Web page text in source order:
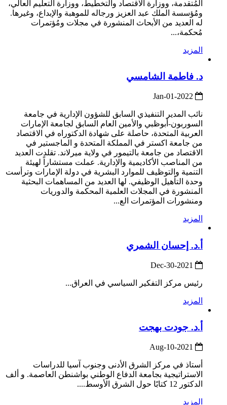
المُتقدمة، ووزارة الاقتصاد والتخطيط، ووزارة التعليم العالي،
ومُؤسسة الملك عبد العزيز ورجاله للموهبة والإبداع، وغيرها.
له العديد من الأبحاث المنشورة في مجلات ومُؤتمرات
مُحكمة،...
المزيد
د. فاطمة الشامسي
نائب المدير التنفيذي السابق للشؤون الإدارية في جامعة
السوربون-أبوظبي والأمين العام السابق لجامعة الإمارات
العربية المتحدة، حاصلة على شهادة الدكتوراه في الاقتصاد
من جامعة اكستر في المملكة المتحدة و الماجستير في
الاقتصاد من جامعة بالتيمور في ولاية ميرلاند. تقلدت العديد
من المناصب الأكاديمية والإدارية. عملت مستشاراً لهيئة
التنمية والتوظيف للموارد البشرية في دولة الإمارات وترأست
وحدة التأهيل الوظيفي. لها العديد من المساهمات البحثية
المنشورة في المجلات العلمية المحكمة والدوريات
ومنشورات المؤتمرات الع...
المزيد
أ.د. إحسان الشمري
رئيس مركز التفكير السياسي في العراق...
المزيد
أ.د. جودت بهجت
أستاذ في مركز الشرق الأدنى وجنوب آسيا للدراسات
الاستراتيجية بجامعة الدفاع الوطني بواشنطن العاصمة. و ألف
الدكتور 12 كتابًا حول الشرق الأوسط....
المزيد